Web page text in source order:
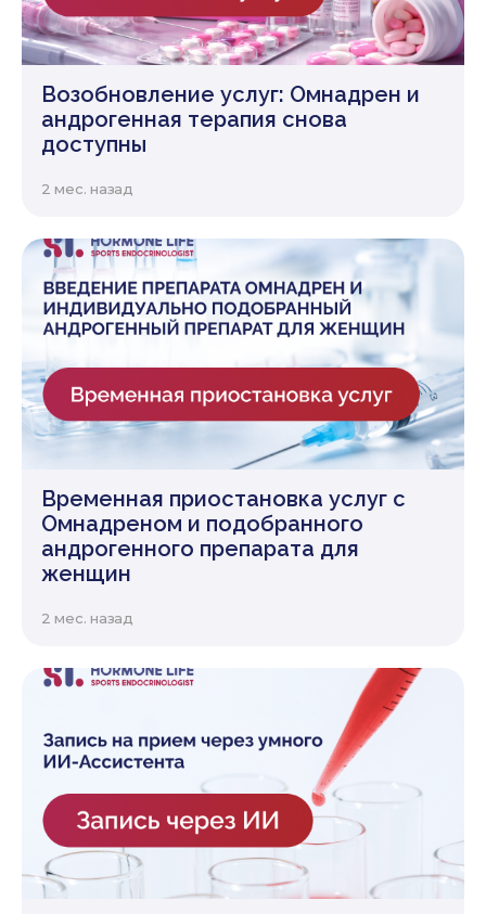
Возобновление услуг: Омнадрен и
андрогенная терапия снова
доступны
2 мес. назад
Временная приостановка услуг с
Омнадреном и подобранного
андрогенного препарата для
женщин
2 мес. назад